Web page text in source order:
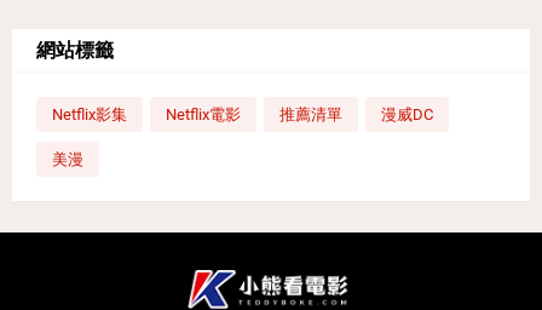
網站標籤
Netflix影集 Netflix電影 推薦清單 漫威DC
美漫